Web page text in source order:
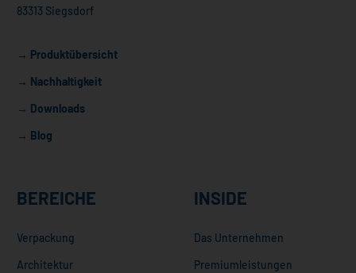
83313 Siegsdorf
→ Produktübersicht
→ Nachhaltigkeit
→ Downloads
→ Blog
BEREICHE
Verpackung
Architektur
INSIDE
Das Unternehmen
Premiumleistungen